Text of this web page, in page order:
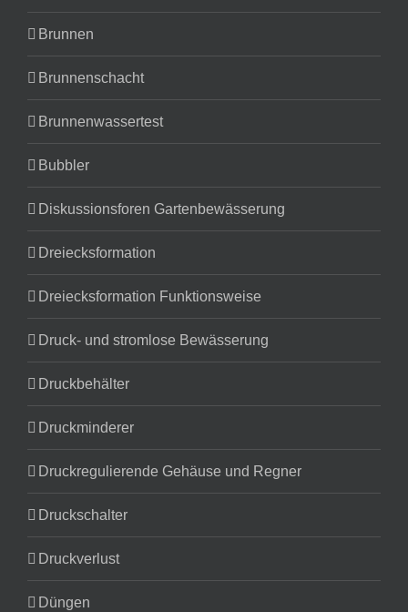
Brunnen
Brunnenschacht
Brunnenwassertest
Bubbler
Diskussionsforen Gartenbewässerung
Dreiecksformation
Dreiecksformation Funktionsweise
Druck- und stromlose Bewässerung
Druckbehälter
Druckminderer
Druckregulierende Gehäuse und Regner
Druckschalter
Druckverlust
Düngen